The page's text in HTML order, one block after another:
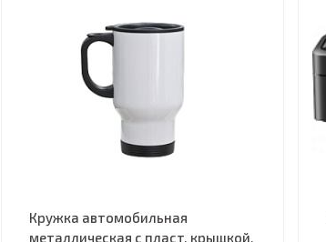
Кружка автомобильная
металлическая с пласт. крышкой,